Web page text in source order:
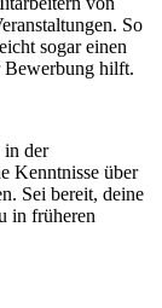
So
sogar einen
Bewerbung hilft.
in der
Kenntnisse über
Sei bereit, deine
in früheren